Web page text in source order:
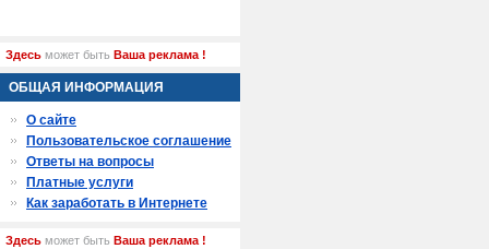
Здесь может быть Ваша реклама !
ОБЩАЯ ИНФОРМАЦИЯ
О сайте
Пользовательское соглашение
Ответы на вопросы
Платные услуги
Как заработать в Интернете
Здесь может быть Ваша реклама !